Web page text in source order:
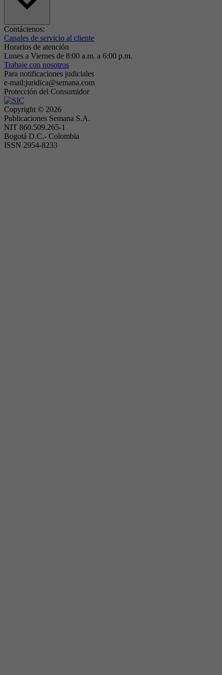
Contáctenos:
Canales de servicio al cliente
Horarios de atención
Lunes a Viernes de 8:00 a.m. a 6:00 p.m.
Trabaje con nosotros
Para notificaciones judiciales
e-mail:juridica@semana.com
Protección del Consumidor
Copyright © 2026
Publicaciones Semana S.A.
NIT 860.509.265-1
Bogotá D.C.- Colombia
ISSN 2954-8233